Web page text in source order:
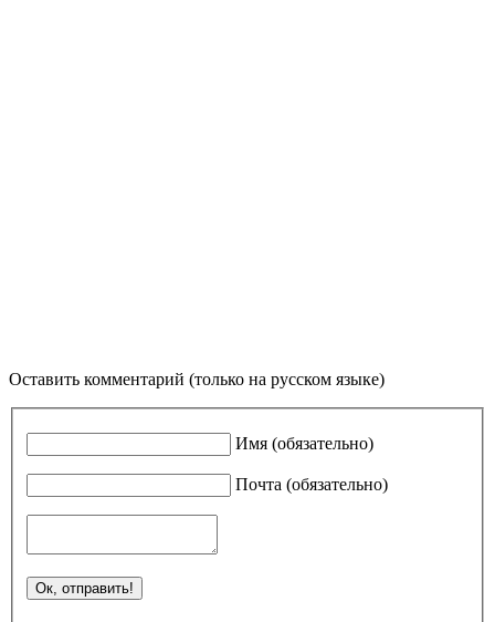
Оставить комментарий (только на русском языке)
Имя (обязательно)
Почта (обязательно)